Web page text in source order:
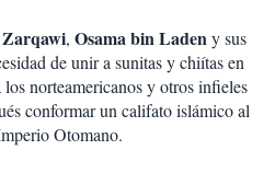
Zarqawi, Osama bin Ladeny sus
de unir a sunitas y chiítas en
norteamericanos y otros infieles
conformar un califato islámico al
Otomano.